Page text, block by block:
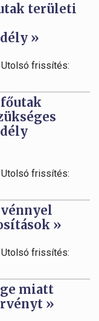
területi
»
Utolsó frissítés:
Utolsó frissítés:
»
Utolsó frissítés:
miatt
»